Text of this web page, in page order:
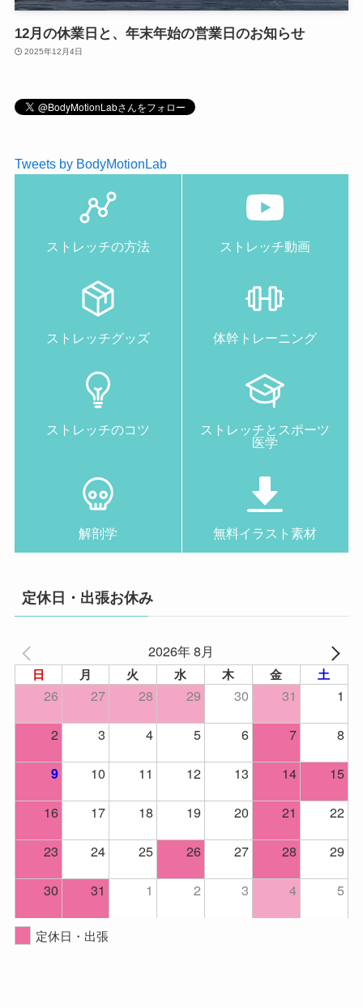
12月の休業日と、年末年始の営業日のお知らせ
2025年12月4日
Tweets by BodyMotionLab
ストレッチの方法 ストレッチ動画
ストレッチグッズ 体幹トレーニング
ストレッチのコツ
ストレッチとスポーツ
医学
解剖学 無料イラスト素材
定休日・出張お休み
2026年 8月
日 月 火 水 木 金 土
26 27 28 29 30 31
1
2
3 4 5 6 7 8
9 10 11 12 13 14
15
16
17 18 19 20 21
22
23
24 25 26 27 28
29
30
31 1 2 3 4 5
定休日・出張